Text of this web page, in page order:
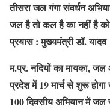
तीसरा जल गंगा संवर्धन
जल है तो कल है का नहीं है
प्रयास : मुख्यमंत्री डॉ. यादव
म.प्र. नदियों का मायका, जल
प्रदेश में 19 मार्च से शुरू
100 दिवसीय अभियान में जल